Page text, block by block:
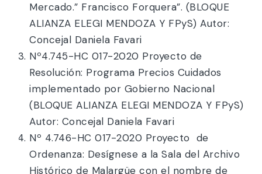
Mercado.” Francisco Forquera”. (BLOQUE
ALIANZA ELEGI MENDOZA Y FPyS) Autor:
Concejal Daniela Favari
Nº4.745-HC 017-2020 Proyecto de
Resolución: Programa Precios Cuidados
implementado por Gobierno Nacional
(BLOQUE ALIANZA ELEGI MENDOZA Y FPyS)
Autor: Concejal Daniela Favari
Nº 4.746-HC 017-2020 Proyecto de
Ordenanza: Desígnese a la Sala del Archivo
Histórico de Malargüe con el nombre de